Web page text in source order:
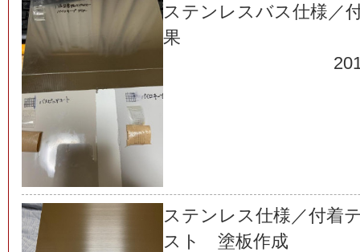
ステンレスバス仕様／
果
ステンレス仕様／付着
スト 塗板作成